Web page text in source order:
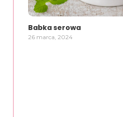
Babka serowa
26 marca, 2024